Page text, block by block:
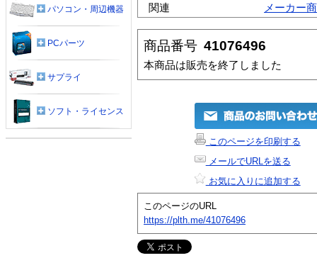
関連
メーカー
商品番号 41076496
本商品は販売を終了しました
このページを印刷する
メールでURLを送る
お気に入りに追加する
このページのURL
https://plth.me/41076496
パソコン・周辺機器
PCパーツ
サプライ
ソフト・ライセンス